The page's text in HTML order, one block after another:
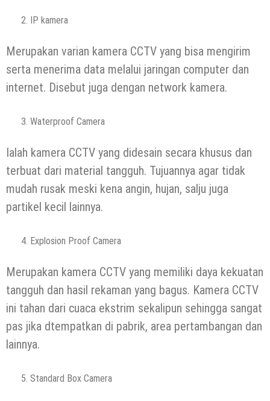
IP kamera
Merupakan varian kamera CCTV yang bisa mengirim
serta menerima data melalui jaringan computer dan
internet. Disebut juga dengan network kamera.
Waterproof Camera
Ialah kamera CCTV yang didesain secara khusus dan
terbuat dari material tangguh. Tujuannya agar tidak
mudah rusak meski kena angin, hujan, salju juga
partikel kecil lainnya.
Explosion Proof Camera
Merupakan kamera CCTV yang memiliki daya kekuatan
tangguh dan hasil rekaman yang bagus. Kamera CCTV
ini tahan dari cuaca ekstrim sekalipun sehingga sangat
pas jika dtempatkan di pabrik, area pertambangan dan
lainnya.
Standard Box Camera